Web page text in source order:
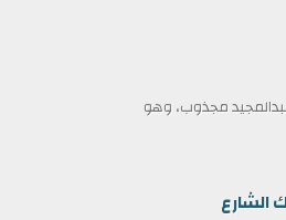
مجذوب، وهو
الشارع